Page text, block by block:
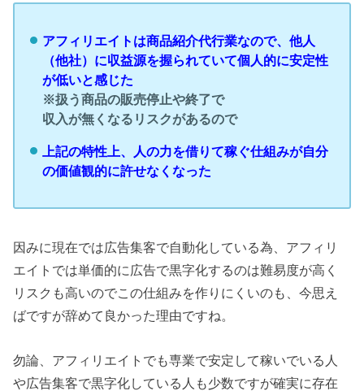
アフィリエイトは商品紹介代行業なので、他人
（他社）に収益源を握られていて個人的に安定性
が低いと感じた
※扱う商品の販売停止や終了で
収入が無くなるリスクがあるので
上記の特性上、人の力を借りて稼ぐ仕組みが自分
の価値観的に許せなくなった
因みに現在では広告集客で自動化している為、アフィリ
エイトでは単価的に広告で黒字化するのは難易度が高く
リスクも高いのでこの仕組みを作りにくいのも、今思え
ばですが辞めて良かった理由ですね。
勿論、アフィリエイトでも専業で安定して稼いでいる人
や広告集客で黒字化している人も少数ですが確実に存在